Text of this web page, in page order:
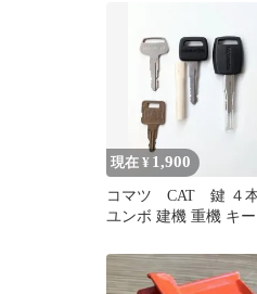
現在 ¥ 1,900
コマツ CAT 鍵 ４
ユンボ 建機 重機 キー
ラー